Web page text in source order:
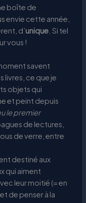
boîte de
envie cette année,
d’unique. Si tel
vous !
savent
livres, ce que je
objets qui
et peint depuis
le premier
de lectures,
de verre, entre
destiné aux
qui aiment
leur moitié (= en
de penser à la